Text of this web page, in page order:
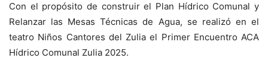
Con el propósito de construir el Plan Hídrico Comunal y
Relanzar las Mesas Técnicas de Agua, se realizó en el
teatro Niños Cantores del Zulia el Primer Encuentro ACA
Hídrico Comunal Zulia 2025.